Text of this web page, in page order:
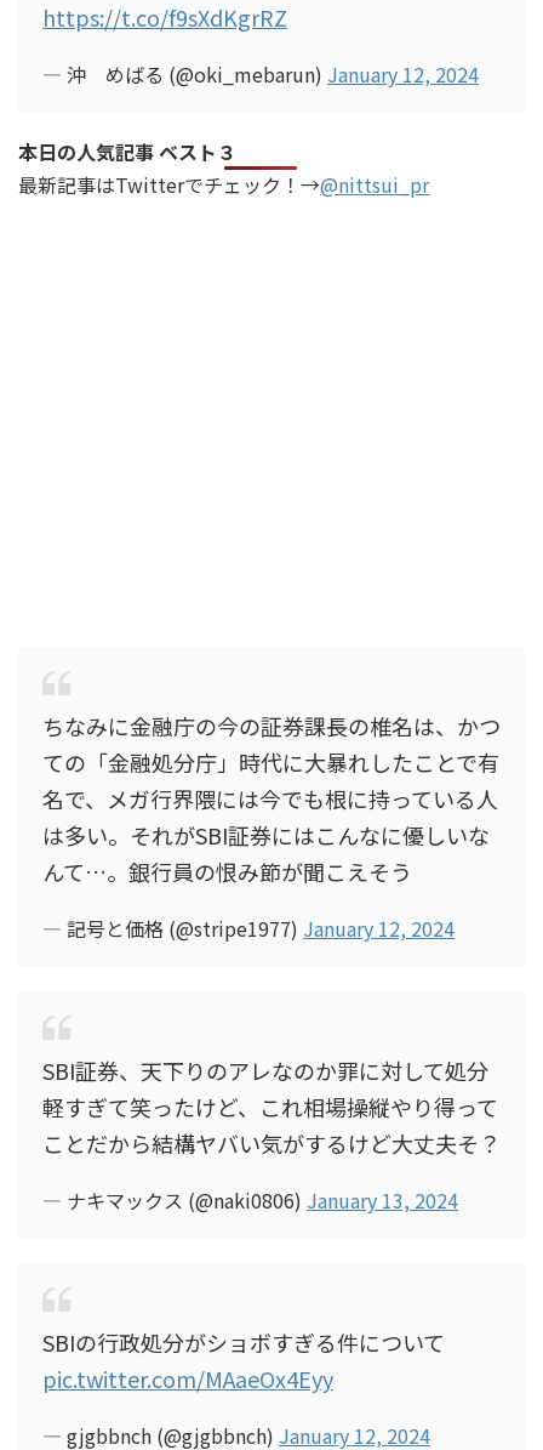
https://t.co/f9sXdKgrRZ
— 沖 めばる (@oki_mebarun) January 12, 2024
本日の人気記事 ベスト３
最新記事はTwitterでチェック！→@nittsui_pr
ちなみに金融庁の今の証券課長の椎名は、かつ
ての「金融処分庁」時代に大暴れしたことで有
名で、メガ行界隈には今でも根に持っている人
は多い。それがSBI証券にはこんなに優しいな
んて…。銀行員の恨み節が聞こえそう
— 記号と価格 (@stripe1977) January 12, 2024
SBI証券、天下りのアレなのか罪に対して処分
軽すぎて笑ったけど、これ相場操縦やり得って
ことだから結構ヤバい気がするけど大丈夫そ？
— ナキマックス (@naki0806) January 13, 2024
SBIの行政処分がショボすぎる件について
pic.twitter.com/MAaeOx4Eyy
— gjgbbnch (@gjgbbnch) January 12, 2024